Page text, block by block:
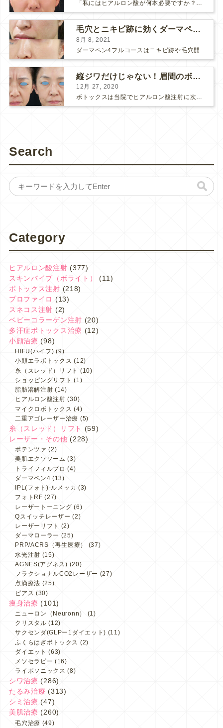
「私にはヒアルロン酸が何本必要ですか？」 診察の時によく聞かれますが、なかなか難しい質問です。 どこまでこだわってキレイにしたいかによって 使うヒアルロン酸の量が変わるからです。 前回もご紹介させ...
毛穴とニキビ跡に効くダーマペン４フルコース
8月 8, 2021
縦ジワだけじゃない！眉間のボトックス注射
12月 27, 2020
ボトックスは当院でヒアルロン酸注射に次いで人気のある治療です。 私自身、美容治療が制限されていた妊娠・授乳中に一番やりたかったのはボトックスで、 「ボトックスが世の中から無くなったら困る！」と...
Search
Category
ヒアルロン酸注射 (377)
スキンバイブ（ボライト）
(11)
ボトックス注射 (218)
プロファイロ (13)
スネコス注射 (2)
ベビーコラーゲン注射 (20)
多汗症ボトックス治療 (12)
小顔治療 (98)
HIFU(ハイフ) (9)
小顔エラボトックス (12)
糸（スレッド）リフト (10)
ショッピングリフト (1)
脂肪溶解注射 (14)
ヒアルロン酸注射 (30)
マイクロボトックス (4)
二重アゴレーザー治療 (5)
糸（スレッド）リフト
(59)
レーザー・その他 (228)
ポテンツァ (2)
美肌エクソソーム (3)
トライフィルプロ (4)
ダーマペン4 (13)
IPL(フォト)-ルメッカ (3)
フォトRF (27)
レーザートーニング (6)
Qスイッチレーザー (2)
レーザーリフト (2)
ダーマローラー (25)
PRP/ACRS（再生医療）
(37)
水光注射 (15)
AGNES(アグネス) (20)
フラクショナルCO2レーザー (27)
点滴療法 (25)
ピアス (30)
痩身治療 (101)
ニューロン（Neuronn）
(1)
クリスタル (12)
サクセンダ(GLPー1ダイエット) (11)
ふくらはぎボトックス (2)
ダイエット (63)
メソセラピー (16)
ライポソニックス (8)
シワ治療 (286)
たるみ治療 (313)
シミ治療 (47)
美肌治療 (260)
毛穴治療 (49)